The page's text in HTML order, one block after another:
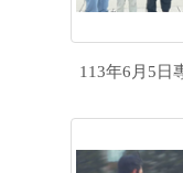
113年6月5日